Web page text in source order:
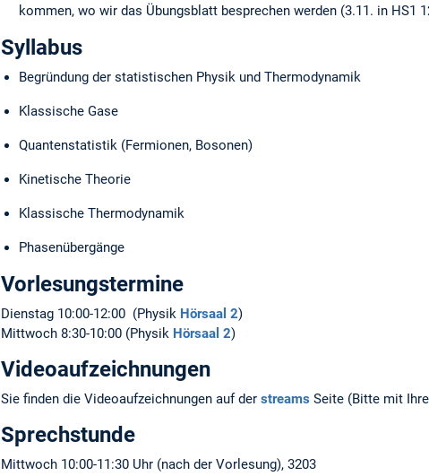
kommen, wo wir das Übungsblatt besprechen werden (3.11. in HS1
Syllabus
Begründung der statistischen Physik und Thermodynamik
Klassische Gase
Quantenstatistik (Fermionen, Bosonen)
Kinetische Theorie
Klassische Thermodynamik
Phasenübergänge
Vorlesungstermine
Dienstag 10:00-12:00 (Physik Hörsaal 2)
Mittwoch 8:30-10:00 (Physik Hörsaal 2)
Videoaufzeichnungen
Sie finden die Videoaufzeichnungen auf der streams Seite (Bitte mit
Sprechstunde
Mittwoch 10:00-11:30 Uhr (nach der Vorlesung), 3203